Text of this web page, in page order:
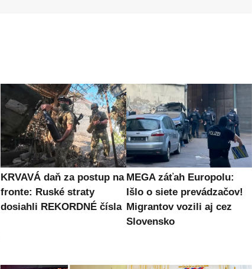
KRVAVÁ daň za postup na
fronte: Ruské straty
dosiahli REKORDNÉ čísla
MEGA záťah Europolu:
Išlo o siete prevádzačov!
Migrantov vozili aj cez
Slovensko